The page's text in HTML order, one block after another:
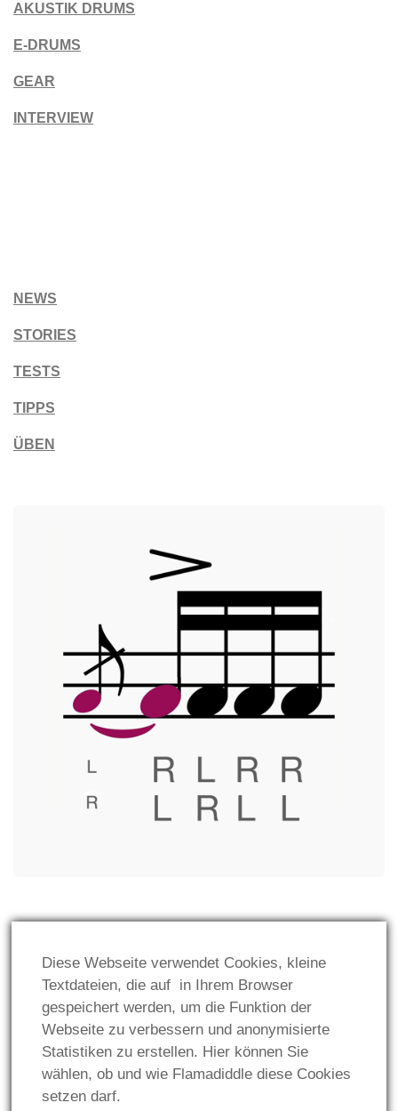
AKUSTIK DRUMS
E-DRUMS
GEAR
INTERVIEW
NEWS
STORIES
TESTS
TIPPS
ÜBEN
Impressum
Datenschutz
Diese Webseite verwendet Cookies, kleine
Textdateien, die auf in Ihrem Browser
gespeichert werden, um die Funktion der
Webseite zu verbessern und anonymisierte
Statistiken zu erstellen. Hier können Sie
wählen, ob und wie Flamadiddle diese Cookies
setzen darf.